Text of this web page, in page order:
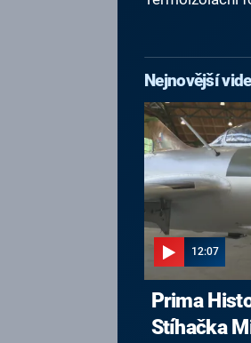
Nejnovější
12:07
Prima
Stíhačka